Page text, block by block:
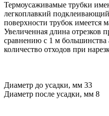
Термоусаживамые трубки
легкоплавкий
поверхности трубок имеется
Увеличенная длина отрезков
сравнению с 1 м большинства
количество отходов при
Диаметр до усадки, мм 33
Диаметр после усадки, мм 8